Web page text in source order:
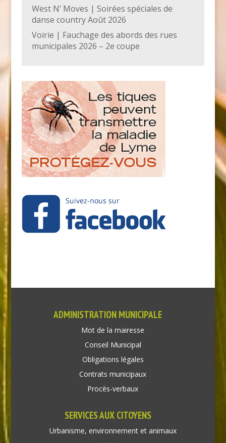
West N’ Moves | Soirées spéciales de
danse country Août 2026
Voirie | Fauchage des abords des rues
municipales 2026 – 2e coupe
ADMINISTRATION MUNICIPALE
Mot de la mairesse
Conseil Municipal
Obligations légales
Contrats municipaux
Procès-verbaux
SERVICES AUX CITOYENS
Urbanisme, environnement et animaux